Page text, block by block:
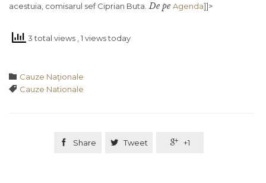
acestuia, comisarul sef Ciprian Buta. De peAgenda]]>
3 total views , 1 views today
 Category
Cauze Naţionale
 Tags
Cauze Nationale
 Share  Tweet  +1